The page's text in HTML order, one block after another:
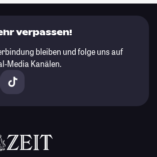
verpassen!
bleiben und folge uns auf
Media Kanälen.